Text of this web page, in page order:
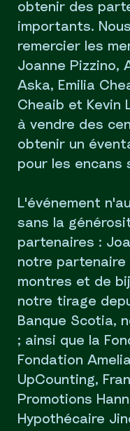
obtenir des
importants.
remercier les
Joanne Pizzino,
Aska, Emilia
Cheaib et Kevin
à vendre des
obtenir un
pour les encans
L'événement
sans la
partenaires :
notre
montres et de
notre tirage
Banque Scotia,
; ainsi que la
Fondation
UpCounting,
Promotions
Hypothécaire